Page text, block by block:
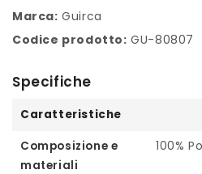
Marca: Guirca
Codice prodotto: GU-80807
Specifiche
Caratteristiche
Composizione e
materiali
100%